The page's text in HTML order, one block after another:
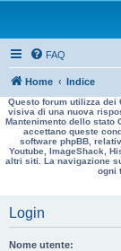
FAQ
Home Indice
Questo forum utilizza
visiva di una nuova
Mantenimento dello stato
accettano queste
software phpBB,
Youtube, ImageShack,
altri siti. La navigazione
ogni
Login
Nome utente: